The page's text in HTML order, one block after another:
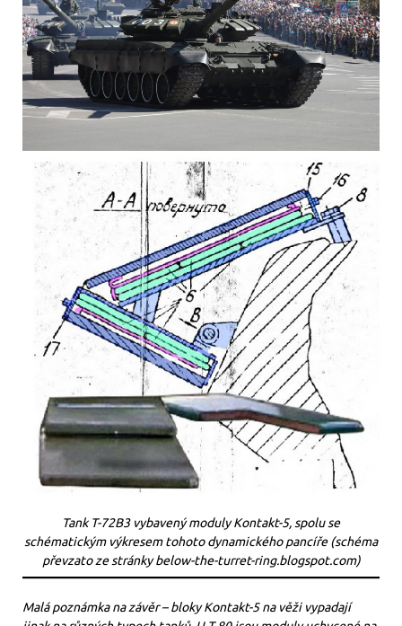
Tank T-72B3 vybavený moduly Kontakt-5, spolu se
schématickým výkresem tohoto dynamického pancíře (schéma
převzato ze stránky below-the-turret-ring.blogspot.com)
Malá poznámka na závěr – bloky Kontakt-5 na věži vypadají